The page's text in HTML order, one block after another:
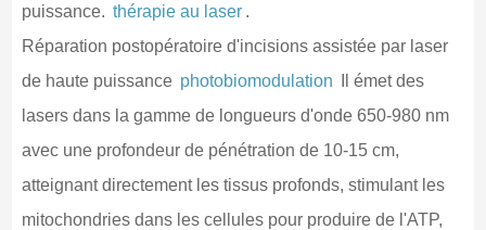
puissance. thérapie au laser .
Réparation postopératoire d'incisions assistée par laser
de haute puissance photobiomodulation
Il émet des
lasers dans la gamme de longueurs d'onde 650-980 nm
avec une profondeur de pénétration de 10-15 cm,
atteignant directement les tissus profonds, stimulant les
mitochondries dans les cellules pour produire de l'ATP,